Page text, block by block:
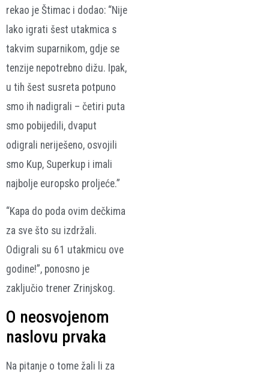
rekao je Štimac i dodao: “Nije
lako igrati šest utakmica s
takvim suparnikom, gdje se
tenzije nepotrebno dižu. Ipak,
u tih šest susreta potpuno
smo ih nadigrali – četiri puta
smo pobijedili, dvaput
odigrali neriješeno, osvojili
smo Kup, Superkup i imali
najbolje europsko proljeće.”
“Kapa do poda ovim dečkima
za sve što su izdržali.
Odigrali su 61 utakmicu ove
godine!”, ponosno je
zaključio trener Zrinjskog.
O neosvojenom
naslovu prvaka
Na pitanje o tome žali li za